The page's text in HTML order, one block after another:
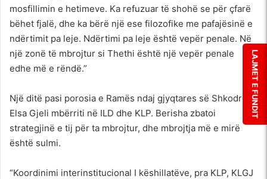
mosfillimin e hetimeve. Ka refuzuar të shohë se për çfarë
bëhet fjalë, dhe ka bërë një ese filozofike me pafajësinë e
ndërtimit pa leje. Ndërtimi pa leje është vepër penale. Në
një zonë të mbrojtur si Thethi është një vepër penale
edhe më e rëndë.”
Një ditë pasi porosia e Ramës ndaj gjyqtares së Shkodrës,
Elsa Gjeli mbërriti në ILD dhe KLP. Berisha zbatoi
strategjinë e tij për ta mbrojtur, dhe mbrojtja më e mirë
është sulmi.
“Koordinimi interinstitucional I këshillatëve, pra KLP, KLGJ
LAJMET E FUNDIT